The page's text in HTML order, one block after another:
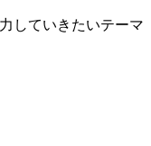
していきたいテーマ